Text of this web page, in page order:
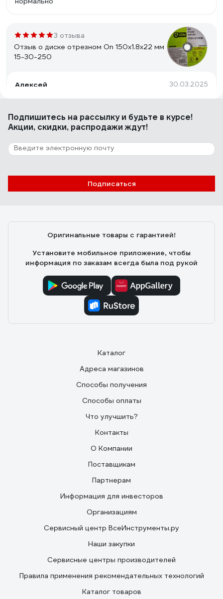
3 отзыва
Отзыв о диске отрезном On 150х1.8х22 мм
15-30-250
Алексей 30.03.2025
Не бьют, надолго хватает.
3 отзыва
Отзыв о диске отрезном On 230х2.5х22
мм 15-30-430
Подпишитесь на рассылкуи будьте в курсе!
Акции, скидки, распродажи ждут!
Подписаться
Оригинальные товары с гарантией!
Установите мобильное приложение, чтобы
информация по заказам всегда была под рукой
Каталог
Адреса магазинов
Способы получения
Способы оплаты
Что улучшить?
Контакты
О Компании
Поставщикам
Партнерам
Информация для инвесторов
Организациям
Сервисный центр ВсеИнструменты.ру
Наши закупки
Сервисные центры производителей
Правила применения рекомендательных технологий
Каталог товаров